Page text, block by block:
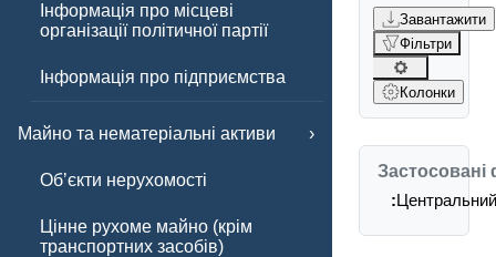
Інформація про місцеві
організації політичної партії
Інформація про підприємства
Майно та нематеріальні активи
Обʼєкти нерухомості
Цінне рухоме майно (крім
транспортних засобів)
Завантажити
Фільтри
Колонки
Застосовані
:Центральний